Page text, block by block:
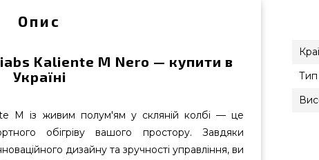
Опис
Kaliente M Nero — купити в
Україні
M із живим полум'ям у скляній колбі — це
обігріву вашого простору. Завдяки
дизайну та зручності управління, ви
Тип